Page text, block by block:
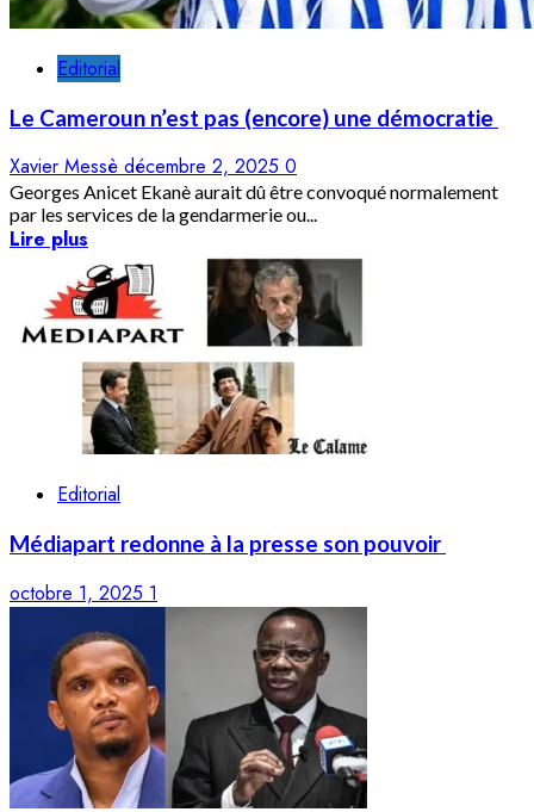
Editorial
Le Cameroun n’est pas (encore) une démocratie
Xavier Messè décembre 2, 2025 0
Georges Anicet Ekanè aurait dû être convoqué normalement
par les services de la gendarmerie ou...
Lire plus
Editorial
Médiapart redonne à la presse son pouvoir
octobre 1, 2025 1